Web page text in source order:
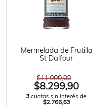
Mermelada de Frutilla
St Dalfour
$11.000,00
$8.299,90
3 cuotas sin interés de
$2.766,63